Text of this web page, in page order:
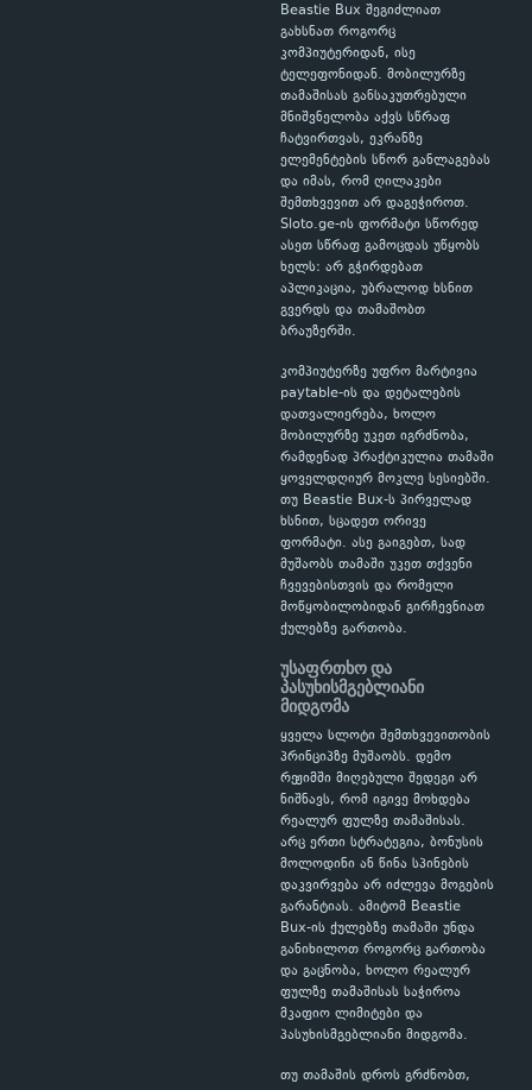
Beastie Bux შეგიძლიათ
გახსნათ როგორც
კომპიუტერიდან, ისე
ტელეფონიდან. მობილურზე
თამაშისას განსაკუთრებული
მნიშვნელობა აქვს სწრაფ
ჩატვირთვას, ეკრანზე
ელემენტების სწორ განლაგებას
და იმას, რომ ღილაკები
შემთხვევით არ დაგეჭიროთ.
Sloto.ge-ის ფორმატი სწორედ
ასეთ სწრაფ გამოცდას უწყობს
ხელს: არ გჭირდებათ
აპლიკაცია, უბრალოდ ხსნით
გვერდს და თამაშობთ
ბრაუზერში.
კომპიუტერზე უფრო მარტივია
paytable-ის და დეტალების
დათვალიერება, ხოლო
მობილურზე უკეთ იგრძნობა,
რამდენად პრაქტიკულია თამაში
ყოველდღიურ მოკლე სესიებში.
თუ Beastie Bux-ს პირველად
ხსნით, სცადეთ ორივე
ფორმატი. ასე გაიგებთ, სად
მუშაობს თამაში უკეთ თქვენი
ჩვევებისთვის და რომელი
მოწყობილობიდან გირჩევნიათ
ქულებზე გართობა.
უსაფრთხო და
პასუხისმგებლიანი
მიდგომა
ყველა სლოტი შემთხვევითობის
პრინციპზე მუშაობს. დემო
რეჟიმში მიღებული შედეგი არ
ნიშნავს, რომ იგივე მოხდება
რეალურ ფულზე თამაშისას.
არც ერთი სტრატეგია, ბონუსის
მოლოდინი ან წინა სპინების
დაკვირვება არ იძლევა მოგების
გარანტიას. ამიტომ Beastie
Bux-ის ქულებზე თამაში უნდა
განიხილოთ როგორც გართობა
და გაცნობა, ხოლო რეალურ
ფულზე თამაშისას საჭიროა
მკაფიო ლიმიტები და
პასუხისმგებლიანი მიდგომა.
თუ თამაშის დროს გრძნობთ,